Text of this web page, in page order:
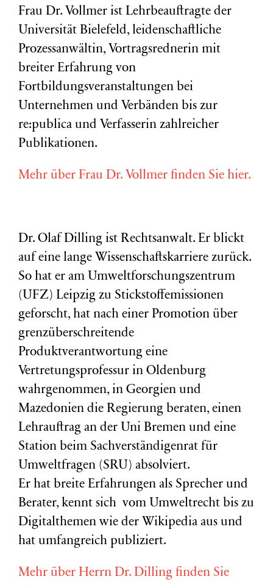
Frau Dr. Vollmer ist Lehrbeauftragte der
Universität Bielefeld, leidenschaftliche
Prozessanwältin, Vortragsrednerin mit
breiter Erfahrung von
Fortbildungsveranstaltungen bei
Unternehmen und Verbänden bis zur
re:publica und Verfasserin zahlreicher
Publikationen.
Mehr über Frau Dr. Vollmer finden Sie hier.
Dr. Olaf Dilling ist Rechtsanwalt. Er blickt
auf eine lange Wissenschaftskarriere zurück.
So hat er am Umweltforschungszentrum
(UFZ) Leipzig zu Stickstoffemissionen
geforscht, hat nach einer Promotion über
grenzüberschreitende
Produktverantwortung eine
Vertretungsprofessur in Oldenburg
wahrgenommen, in Georgien und
Mazedonien die Regierung beraten, einen
Lehrauftrag an der Uni Bremen und eine
Station beim Sachverständigenrat für
Umweltfragen (SRU) absolviert.
Er hat breite Erfahrungen als Sprecher und
Berater, kennt sich vom Umweltrecht bis zu
Digitalthemen wie der Wikipedia aus und
hat umfangreich publiziert.
Mehr über Herrn Dr. Dilling finden Sie